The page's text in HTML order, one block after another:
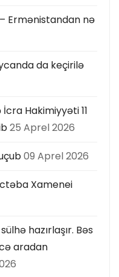
Ermənistandan nə
da keçirilə
Hakimiyyəti 11
25 Aprel 2026
09 Aprel 2026
Xamenei
hazırlaşır. Bəs
aradan